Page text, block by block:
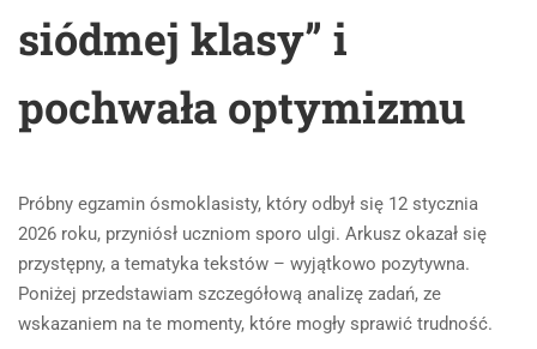
siódmej klasy” i
pochwała optymizmu
Próbny egzamin ósmoklasisty, który odbył się 12 stycznia
2026 roku, przyniósł uczniom sporo ulgi. Arkusz okazał się
przystępny, a tematyka tekstów – wyjątkowo pozytywna.
Poniżej przedstawiam szczegółową analizę zadań, ze
wskazaniem na te momenty, które mogły sprawić trudność.